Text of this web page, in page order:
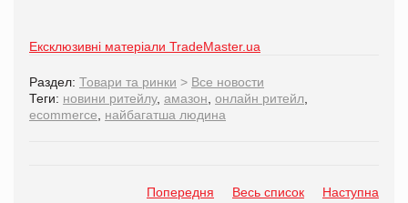
Ексклюзивні матеріали TradeMaster.ua
Раздел: Товари та ринки > Все новости
Теги: новини ритейлу, амазон онлайн ритейл
ecommerce
найбагатша людина
Попередня Весь список Наступна